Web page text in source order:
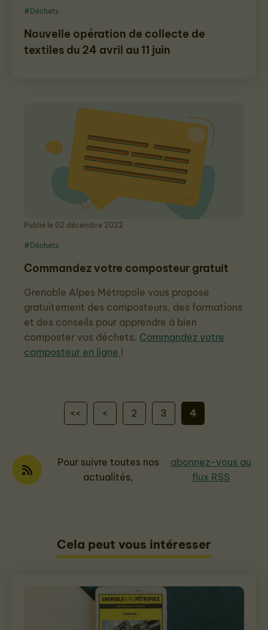
Nouvelle opération de collecte de
textiles du 24 avril au 11 juin
#Déchets
Commandez votre composteur gratuit
Publié le 02 décembre 2022
#Déchets
Grenoble Alpes Métropole vous propose
gratuitement des composteurs, des formations
et des conseils pour apprendre à bien
composter vos déchets. Commandez votre
composteur en ligne !
<< < 2 3 4
Pour suivre toutes nos
actualités,
abonnez-vous au
flux RSS
Cela peut vous intéresser